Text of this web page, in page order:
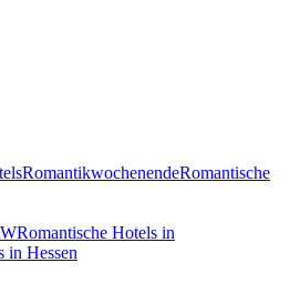
RomantikwochenendeRomantische
Romantische Hotels in
in Hessen